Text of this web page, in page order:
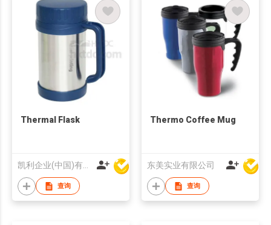
Thermal Flask
凯利企业(中国)有限公司
查询
Thermo Coffee Mug
东美实业有限公司
查询